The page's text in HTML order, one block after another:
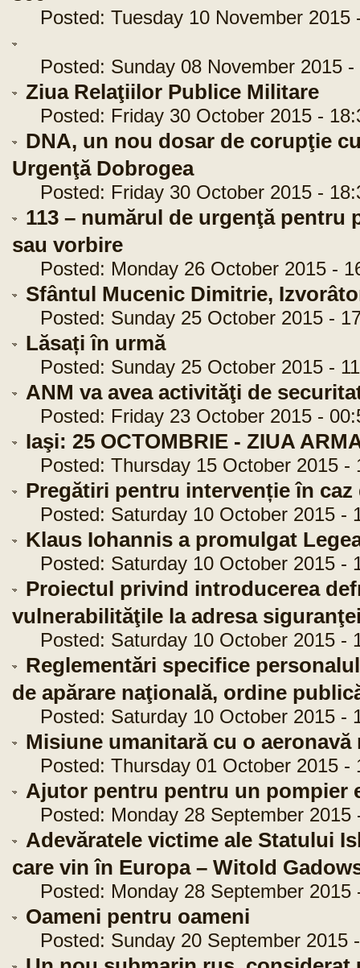
Posted: Tuesday 10 November 2015
Posted: Sunday 08 November 2015 -
Ziua Relaţiilor Publice Militare
Posted: Friday 30 October 2015 -
DNA, un nou dosar de corupţie
Urgenţă Dobrogea
Posted: Friday 30 October 2015 -
113 – numărul de urgenţă pentru
sau vorbire
Posted: Monday 26 October 2015 -
Sfântul Mucenic Dimitrie,
Posted: Sunday 25 October 2015 -
Lăsați în urmă
Posted: Sunday 25 October 2015 -
ANM va avea activităţi de
Posted: Friday 23 October 2015 -
Iaşi: 25 OCTOMBRIE - ZIUA
Posted: Thursday 15 October 2015 -
Pregătiri pentru intervenție în
Posted: Saturday 10 October 2015 -
Klaus Iohannis a promulgat
Posted: Saturday 10 October 2015 -
Proiectul privind introducerea
vulnerabilităţile la adresa
Posted: Saturday 10 October 2015 -
Reglementări specifice
de apărare naţională, ordine
Posted: Saturday 10 October 2015 -
Misiune umanitară cu o aeronavă
Posted: Thursday 01 October 2015 -
Ajutor pentru pentru un pompier
Posted: Monday 28 September 2015
Adevăratele victime ale Statului
care vin în Europa – Witold
Posted: Monday 28 September 2015
Oameni pentru oameni
Posted: Sunday 20 September 2015